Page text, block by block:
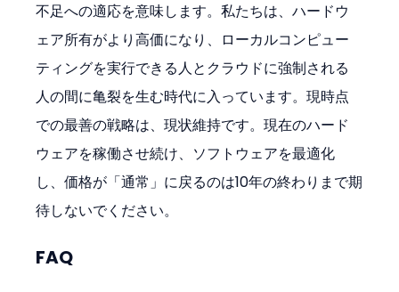
不足への適応を意味します。私たちは、ハードウ
ェア所有がより高価になり、ローカルコンピュー
ティングを実行できる人とクラウドに強制される
人の間に亀裂を生む時代に入っています。現時点
での最善の戦略は、現状維持です。現在のハード
ウェアを稼働させ続け、ソフトウェアを最適化
し、価格が「通常」に戻るのは10年の終わりまで期
待しないでください。
FAQ